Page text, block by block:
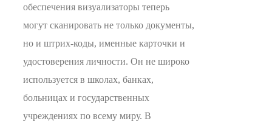
обеспечения визуализаторы теперь
могут сканировать не только документы,
но и штрих-коды, именные карточки и
удостоверения личности. Он не широко
используется в школах, банках,
больницах и государственных
учреждениях по всему миру. В